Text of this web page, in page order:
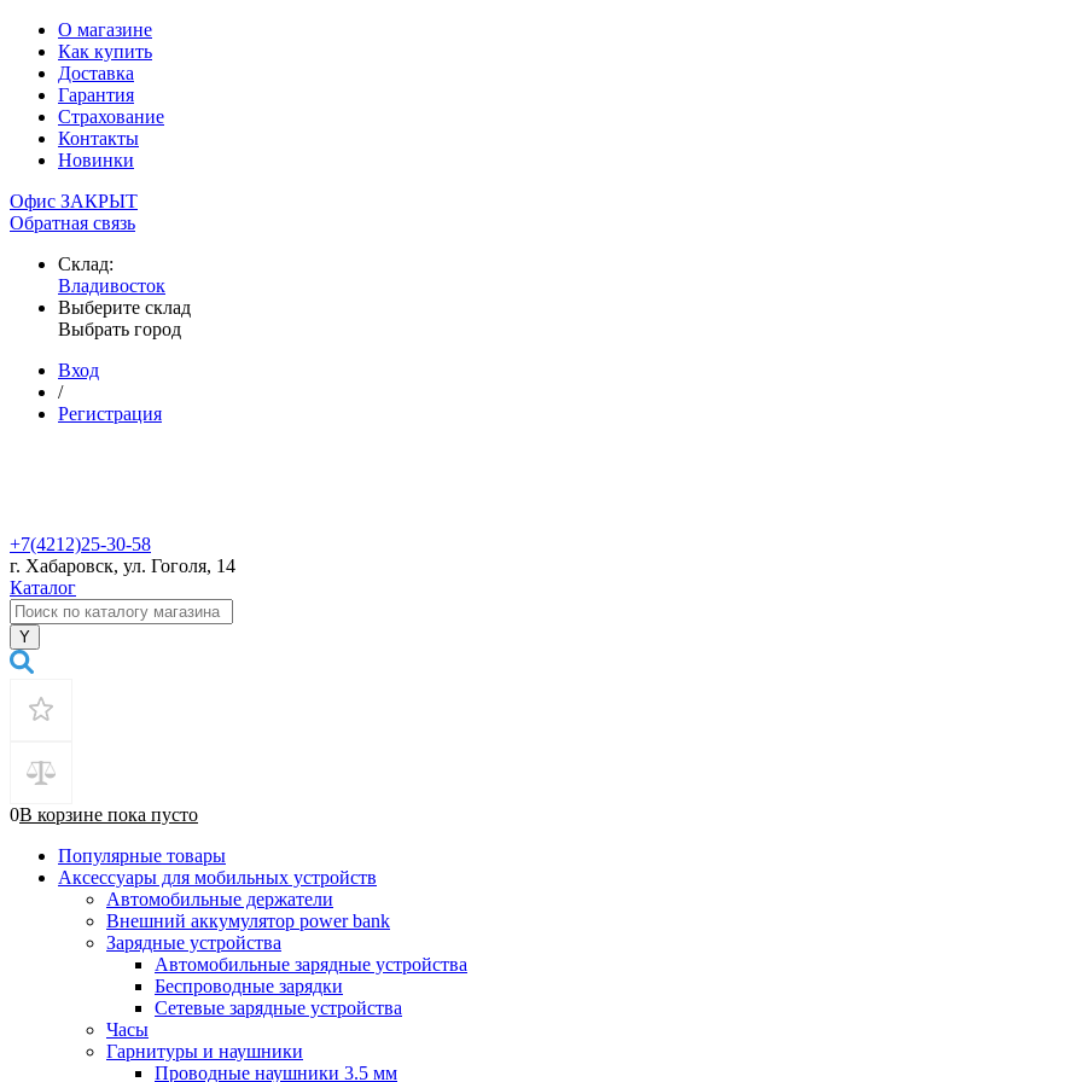
О магазине
Как купить
Доставка
Гарантия
Страхование
Контакты
Новинки
Офис ЗАКРЫТ
Обратная связь
Склад:
Владивосток
Выберите склад
Выбрать город
Вход
/
Регистрация
+7(4212)25-30-58
г. Хабаровск, ул. Гоголя, 14
Каталог
0В корзине пока пусто
Популярные товары
Аксессуары для мобильных устройств
Автомобильные держатели
Внешний аккумулятор power bank
Зарядные устройства
Автомобильные зарядные устройства
Беспроводные зарядки
Сетевые зарядные устройства
Часы
Гарнитуры и наушники
Проводные наушники 3.5 мм